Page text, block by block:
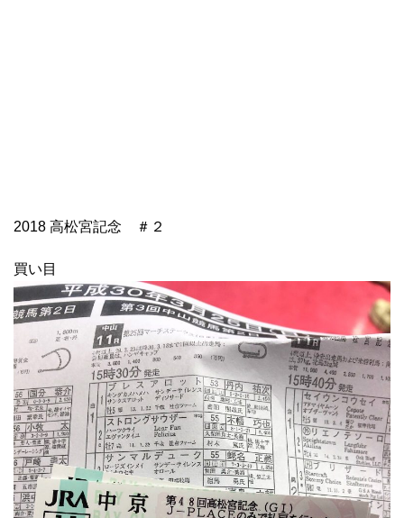
2018 高松宮記念 ＃２
買い目